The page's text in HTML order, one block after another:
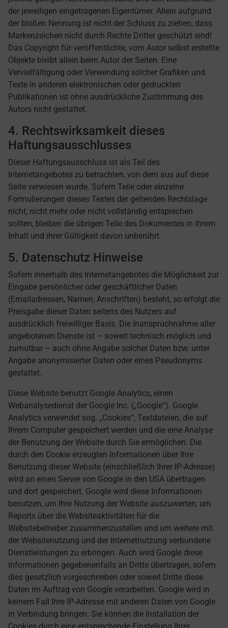
der jeweiligen eingetragenen Eigentümer. Allein aufgrund
der bloßen Nennung ist nicht der Schluss zu ziehen, dass
Markenzeichen nicht durch Rechte Dritter geschützt sind!
Das Copyright für veröffentlichte, vom Autor selbst erstellte
Objekte bleibt allein beim Autor der Seiten. Eine
Vervielfältigung oder Verwendung solcher Grafiken und
Texte in anderen elektronischen oder gedruckten
Publikationen ist ohne ausdrückliche Zustimmung des
Autors nicht gestattet.
4. Rechtswirksamkeit dieses
Haftungsausschlusses
Dieser Haftungsausschluss ist als Teil des
Internetangebotes zu betrachten, von dem aus auf diese
Seite verwiesen wurde. Sofern Teile oder einzelne
Formulierungen dieses Textes der geltenden Rechtslage
nicht, nicht mehr oder nicht vollständig entsprechen
sollten, bleiben die übrigen Teile des Dokumentes in ihrem
Inhalt und ihrer Gültigkeit davon unberührt.
5. Datenschutz Hinweise
Sofern innerhalb des Internetangebotes die Möglichkeit zur
Eingabe persönlicher oder geschäftlicher Daten
(Emailadressen, Namen, Anschriften) besteht, so erfolgt die
Preisgabe dieser Daten seitens des Nutzers auf
ausdrücklich freiwilliger Basis. Die Inanspruchnahme aller
angebotenen Dienste ist – soweit technisch möglich und
zumutbar – auch ohne Angabe solcher Daten bzw. unter
Angabe anonymisierter Daten oder eines Pseudonyms
gestattet.
Diese Website benutzt Google Analytics, einen
Webanalysedienst der Google Inc. („Google“). Google
Analytics verwendet sog. „Cookies“, Textdateien, die auf
Ihrem Computer gespeichert werden und die eine Analyse
der Benutzung der Website durch Sie ermöglichen. Die
durch den Cookie erzeugten Informationen über Ihre
Benutzung dieser Website (einschließlich Ihrer IP-Adresse)
wird an einen Server von Google in den USA übertragen
und dort gespeichert. Google wird diese Informationen
benutzen, um Ihre Nutzung der Website auszuwerten, um
Reports über die Websiteaktivitäten für die
Websitebetreiber zusammenzustellen und um weitere mit
der Websitenutzung und der Internetnutzung verbundene
Dienstleistungen zu erbringen. Auch wird Google diese
Informationen gegebenenfalls an Dritte übertragen, sofern
dies gesetzlich vorgeschrieben oder soweit Dritte diese
Daten im Auftrag von Google verarbeiten. Google wird in
keinem Fall Ihre IP-Adresse mit anderen Daten von Google
in Verbindung bringen. Sie können die Installation der